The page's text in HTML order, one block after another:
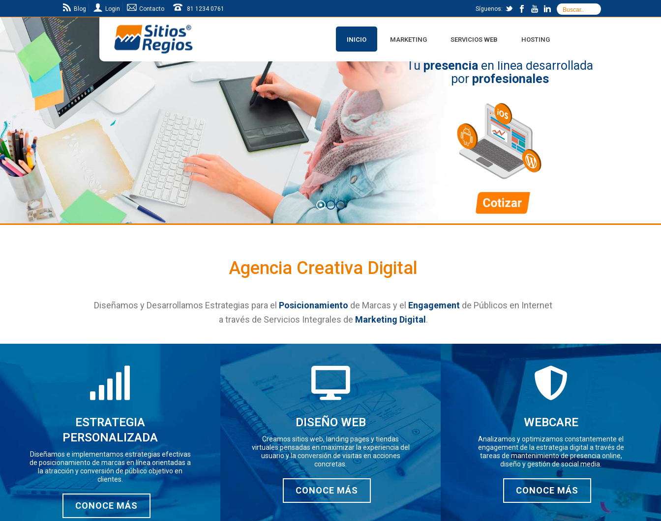
Blog Login Contacto 81 1234 0761 Síguenos:
INICIO MARKETING SERVICIOS WEB HOSTING
Tu presencia en línea desarrollada
por profesionales
Agencia Creativa Digital
Diseñamos y Desarrollamos Estrategias para el Posicionamiento de Marcas y el Engagement de Públicos en Internet
a través de Servicios Integrales de Marketing Digital .
ESTRATEGIA
PERSONALIZADA
Diseñamos e implementamos estrategias efectivas
de posicionamiento de marcas en línea orientadas a
la atracción y conversión de público objetivo en
clientes.
CONOCE MÁS
DISEÑO WEB
Creamos sitios web, landing pages y tiendas
virtuales pensadas en maximizar la experiencia del
usuario y la conversión de visitas en acciones
concretas.
CONOCE MÁS
WEBCARE
Analizamos y optimizamos constantemente el
engagement de la estrategia digital a través de
tareas de mantenimiento de presencia online,
diseño y gestión de social media.
CONOCE MÁS